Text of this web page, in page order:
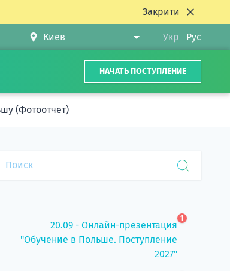
Закрити
Укр Рус
НАЧАТЬ ПОСТУПЛЕНИЕ
(Фотоотчет)
20.09 - Онлайн-презентация
"Обучение в Польше. Поступление
2027"
1